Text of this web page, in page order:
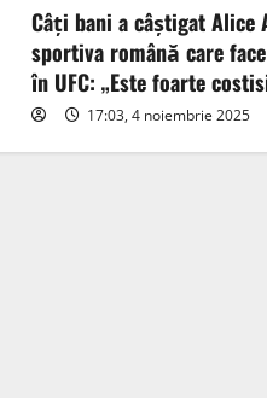
Câți bani a câștigat Alice
sportiva română care
în UFC: „Este foarte
17:03, 4 noiembrie 2025